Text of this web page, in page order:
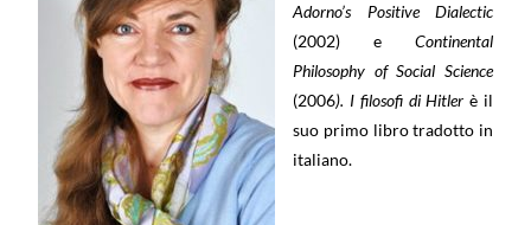
Adorno’s Positive Dialectic
(2002) e Continental
Philosophy of Social Science
(2006). I filosofi di Hitler è il
suo primo libro tradotto in
italiano.